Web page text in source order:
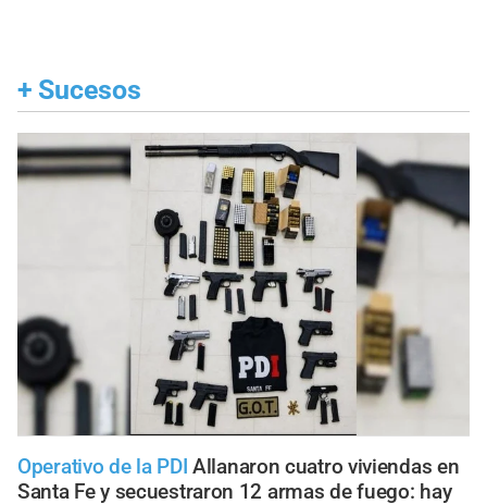
+ Sucesos
Operativo de la PDI Allanaron cuatro viviendas en
Santa Fe y secuestraron 12 armas de fuego: hay